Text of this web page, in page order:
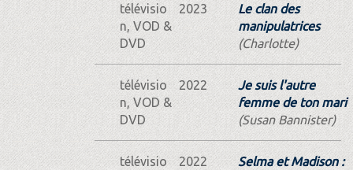
télévisio
n, VOD &
DVD
2023
Le clan des
manipulatrices
(Charlotte)
télévisio
n, VOD &
DVD
2022
Je suis l'autre
femme de ton mari
(Susan Bannister)
télévisio
2022
Selma et Madison :